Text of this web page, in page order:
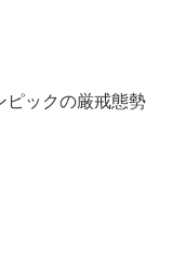
ピックの厳戒態勢